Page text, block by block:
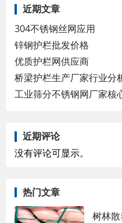
近期文章
304不锈钢丝网应用
锌钢护栏批发价格
优质护栏网供应商
桥梁护栏生产厂家行业分
工业筛分不锈钢网厂家核
近期评论
没有评论可显示。
热门文章
树林